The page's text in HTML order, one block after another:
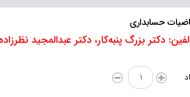
حسابداری
دکتر بزرگ پنبه‌کار، دکتر عبدالمجید
ریاضیات
حسابداری